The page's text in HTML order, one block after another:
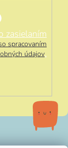
zasielaním
spracovaním
údajov.